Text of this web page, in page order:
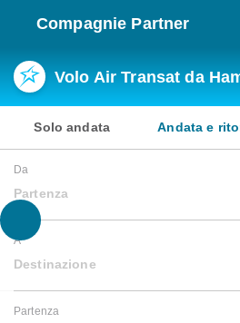
Compagnie Partner
Volo Air Transat da
Solo andata Andata e
Da
Partenza
A
Destinazione
Partenza